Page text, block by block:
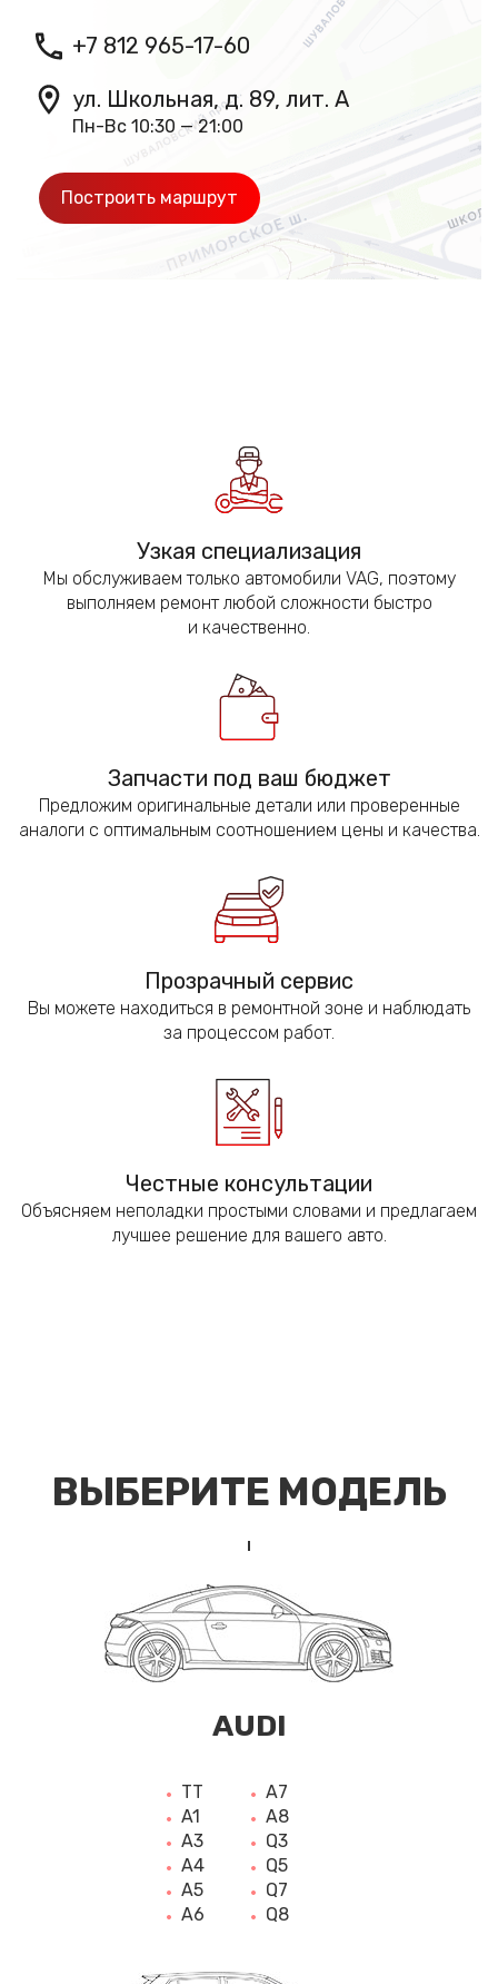
+7 812 965-17-60
ул. Школьная, д. 89, лит. А
Пн-Вс 10:30 — 21:00
Построить маршрут
Узкая специализация
Мы обслуживаем только автомобили VAG, поэтому
выполняем ремонт любой сложности быстро
и качественно.
Запчасти под ваш бюджет
Предложим оригинальные детали или проверенные
аналоги с оптимальным соотношением цены и качества.
Прозрачный сервис
Вы можете находиться в ремонтной зоне и наблюдать
за процессом работ.
Честные консультации
Объясняем неполадки простыми словами и предлагаем
лучшее решение для вашего авто.
ВЫБЕРИТЕ МОДЕЛЬ
AUDI
TT
A1
A3
A4
A5
A6
A7
A8
Q3
Q5
Q7
Q8